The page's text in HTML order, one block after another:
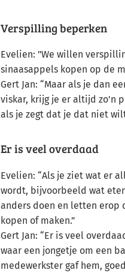
Verspilling beperken
Evelien: "We willen
sinaasappels kopen op de
Gert Jan: “Maar als je dan
viskar, krijg je er altijd zo'n
als je zegt dat je dat niet
Er is veel overdaad
Evelien: “Als je ziet wat er
wordt, bijvoorbeeld wat
anders doen en letten erop
kopen of maken.”
Gert Jan: “Er is veel
waar een jongetje om een
medewerkster gaf hem,